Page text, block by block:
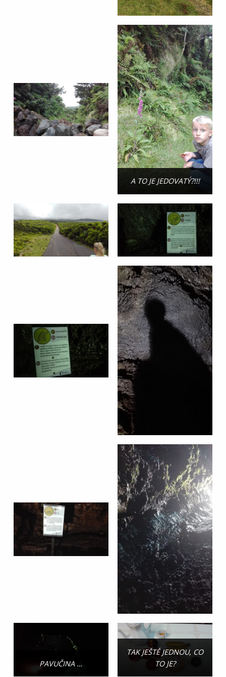
A TO JE JEDOVATÝ?!!!
PAVUČINA …
TAK JEŠTĚ JEDNOU, CO
TO JE?